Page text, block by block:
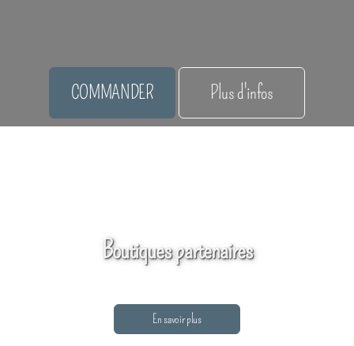
COMMANDER Plus d'infos
Boutiques partenaires
En savoir plus